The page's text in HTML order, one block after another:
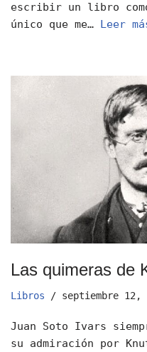
escribir un libro
único que me… Leer
Las quimeras de
Libros septiembre 12,
Juan Soto Ivars
su admiración por